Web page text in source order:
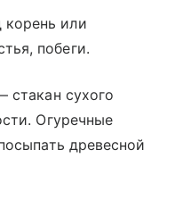
корень или
побеги.
стакан сухого
Огуречные
древесной